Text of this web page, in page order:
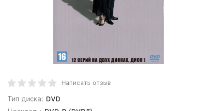
Написать отзыв
Тип диска: DVD